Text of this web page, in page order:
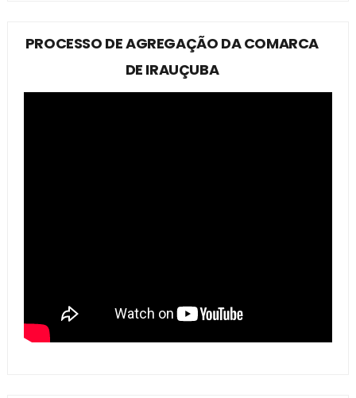
PROCESSO DE AGREGAÇÃO DA COMARCA
DE IRAUÇUBA